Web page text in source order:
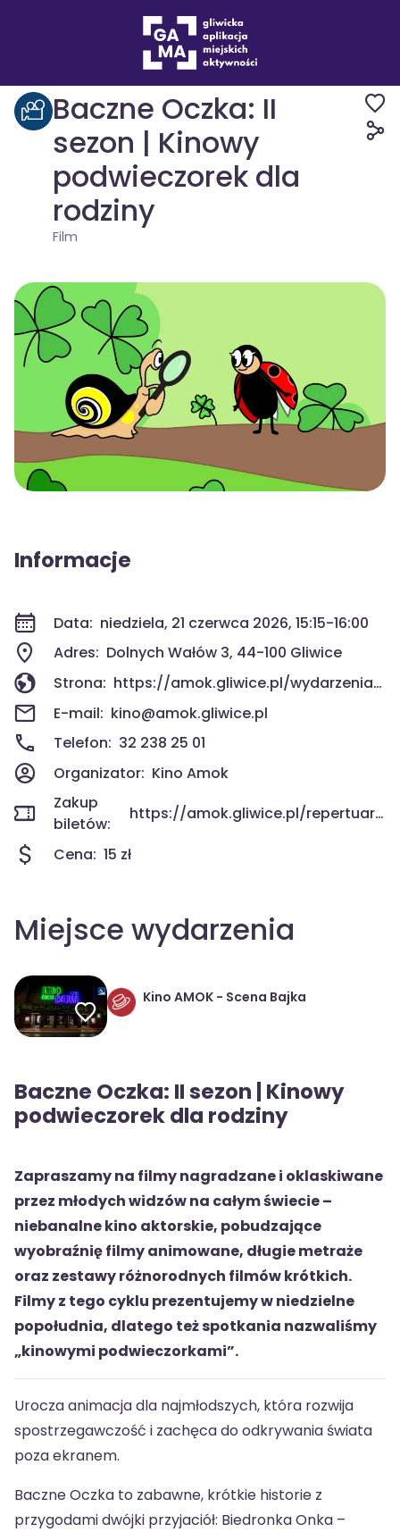
Film
Baczne Oczka: II
sezon | Kinowy
podwieczorek dla
rodziny
Film
Informacje
Data: niedziela, 21 czerwca 2026, 15:15-16:00
Adres: Dolnych Wałów 3, 44-100 Gliwice
Strona:
https://amok.gliwice.pl/wydarzenia/wiking-tappi-kinowy-podwieczorek-dla-calej-rodziny/
E-mail: kino@amok.gliwice.pl
Telefon: 32 238 25 01
Organizator: Kino Amok
Zakup
biletów:
https://amok.gliwice.pl/repertuar/kup-bilet/?id=5868
Cena: 15 zł
Miejsce wydarzenia
Kino AMOK - Scena Bajka
Baczne Oczka: II sezon | Kinowy
podwieczorek dla rodziny
Zapraszamy na filmy nagradzane i oklaskiwane
przez młodych widzów na całym świecie –
niebanalne kino aktorskie, pobudzające
wyobraźnię filmy animowane, długie metraże
oraz zestawy różnorodnych filmów krótkich.
Filmy z tego cyklu prezentujemy w niedzielne
popołudnia, dlatego też spotkania nazwaliśmy
„kinowymi podwieczorkami”.
Urocza animacja dla najmłodszych, która rozwija
spostrzegawczość i zachęca do odkrywania świata
poza ekranem.
Baczne Oczka to zabawne, krótkie historie z
przygodami dwójki przyjaciół: Biedronka Onka –